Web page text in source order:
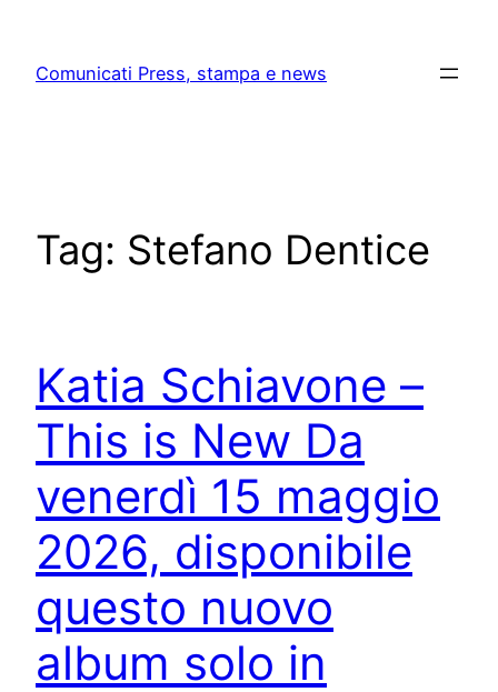
content
Comunicati Press, stampa e news
Tag: Stefano Dentice
Katia Schiavone –
This is New Da
venerdì 15 maggio
2026, disponibile
questo nuovo
album solo in